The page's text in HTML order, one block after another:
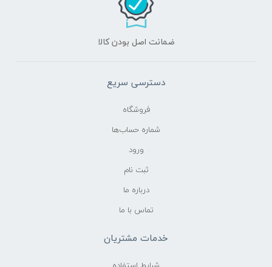
ضمانت اصل بودن کالا
دسترسی سریع
فروشگاه
شماره حساب‌ها
ورود
ثبت نام
درباره ما
تماس با ما
خدمات مشتریان